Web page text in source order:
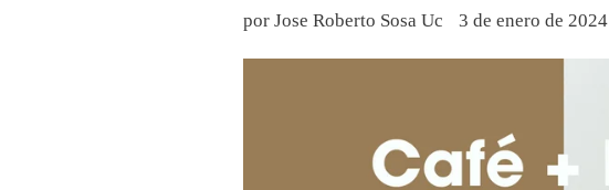
por Jose Roberto Sosa Uc 3 de enero de 2024